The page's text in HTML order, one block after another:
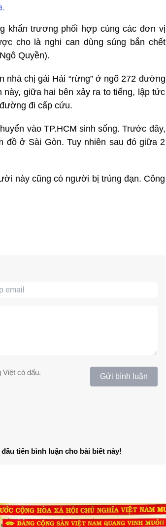
khẩn trương phối hợp cùng các đơn vị
cho là nghi can dùng súng bắn chết
Quyền).
chị gái Hải “rừng” ở ngõ 272 đường
này, giữa hai bên xảy ra to tiếng, lập tức
đi cấp cứu.
vào TP.HCM sinh sống. Trước đây,
ở Sài Gòn. Tuy nhiên sau đó giữa 2
này cũng có người bị trúng đạn. Công
Việt có dấu. Gửi bình luận
tiên bình luận cho bài biết này!